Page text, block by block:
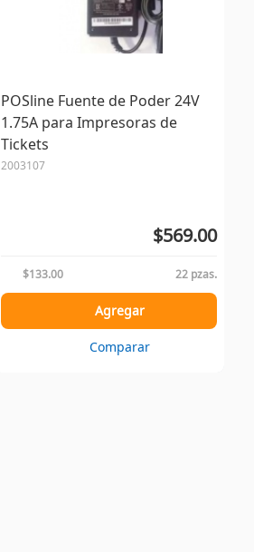
POSline Fuente de Poder 24V
1.75A para Impresoras de
Tickets
2003107
$569.00
$133.00 22 pzas.
Agregar
Comparar